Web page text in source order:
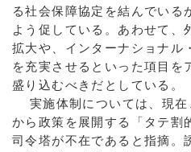
る社会保障協定を結んでいる
よう促している。あわせて、
拡大や、インターナショナル
を充実させるといった項目を
盛り込むべきだとしている。
実施体制については、現在
から政策を展開する「タテ割
司令塔が不在であると指摘。